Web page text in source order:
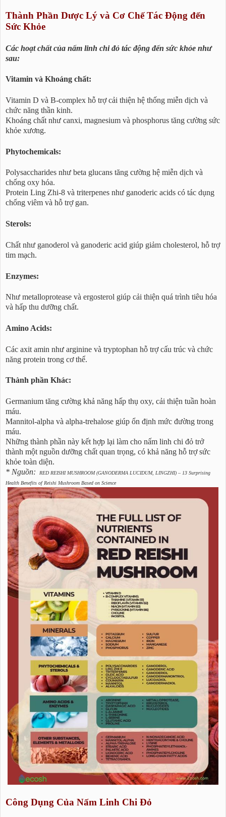
Thành Phần Dược Lý và Cơ Chế Tác Động đến
Sức Khỏe
Các hoạt chất của nấm linh chi đỏ tác động đến sức khỏe như
sau:
Vitamin và Khoáng chất:
Vitamin D và B-complex hỗ trợ cải thiện hệ thống miễn dịch và
chức năng thần kinh.
Khoáng chất như canxi, magnesium và phosphorus tăng cường sức
khỏe xương.
Phytochemicals:
Polysaccharides như beta glucans tăng cường hệ miễn dịch và
chống oxy hóa.
Protein Ling Zhi-8 và triterpenes như ganoderic acids có tác dụng
chống viêm và hỗ trợ gan.
Sterols:
Chất như ganoderol và ganoderic acid giúp giảm cholesterol, hỗ trợ
tim mạch.
Enzymes:
Như metalloprotease và ergosterol giúp cải thiện quá trình tiêu hóa
và hấp thu dưỡng chất.
Amino Acids:
Các axit amin như arginine và tryptophan hỗ trợ cấu trúc và chức
năng protein trong cơ thể.
Thành phần Khác:
Germanium tăng cường khả năng hấp thụ oxy, cải thiện tuần hoàn
máu.
Mannitol-alpha và alpha-trehalose giúp ổn định mức đường trong
máu.
Những thành phần này kết hợp lại làm cho nấm linh chi đỏ trở
thành một nguồn dưỡng chất quan trọng, có khả năng hỗ trợ sức
khỏe toàn diện.
* Nguồn:
RED REISHI MUSHROOM (GANODERMA LUCIDUM, LINGZHI) – 13 Surprising
Health Benefits of Reishi Mushroom Based on Science
Công Dụng Của Nấm Linh Chi Đỏ